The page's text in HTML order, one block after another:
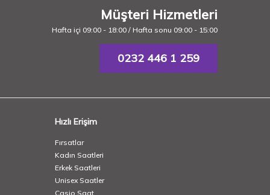
Müşteri Hizmetleri
Hafta içi 09:00 - 18:00 / Hafta sonu 09:00 - 15:00
0232 446 1 259
Hızlı Erişim
Fırsatlar
Kadın Saatleri
Erkek Saatleri
Unisex Saatler
Casio Saat